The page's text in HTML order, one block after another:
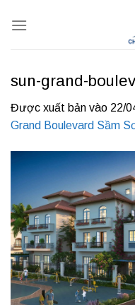
qua
sun-grand-
Được xuất bản vào 22/
Grand Boulevard Sầm